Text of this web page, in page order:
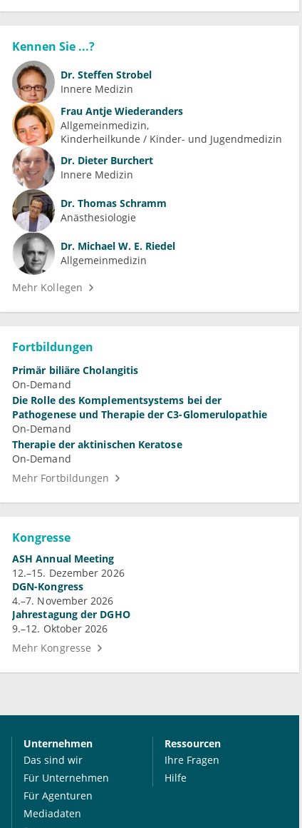
Kennen Sie ...?
Dr. Steffen Strobel
Innere Medizin
Frau Antje Wiederanders
Allgemeinmedizin
Kinderheilkunde / Kinder- und Jugendmedizin
Dr. Dieter Burchert
Innere Medizin
Dr. Thomas Schramm
Anästhesiologie
Dr. Michael W. E. Riedel
Allgemeinmedizin
Mehr Kollegen
Fortbildungen
Primär biliäre Cholangitis
On-Demand
Die Rolle des Komplementsystems bei der
Pathogenese und Therapie der C3-Glomerulopathie
On-Demand
Therapie der aktinischen Keratose
On-Demand
Mehr Fortbildungen
Kongresse
ASH Annual Meeting
12.–15. Dezember 2026
DGN-Kongress
4.–7. November 2026
Jahrestagung der DGHO
9.–12. Oktober 2026
Mehr Kongresse
Unternehmen
Das sind wir
Für Unternehmen
Für Agenturen
Mediadaten
Ressourcen
Ihre Fragen
Hilfe